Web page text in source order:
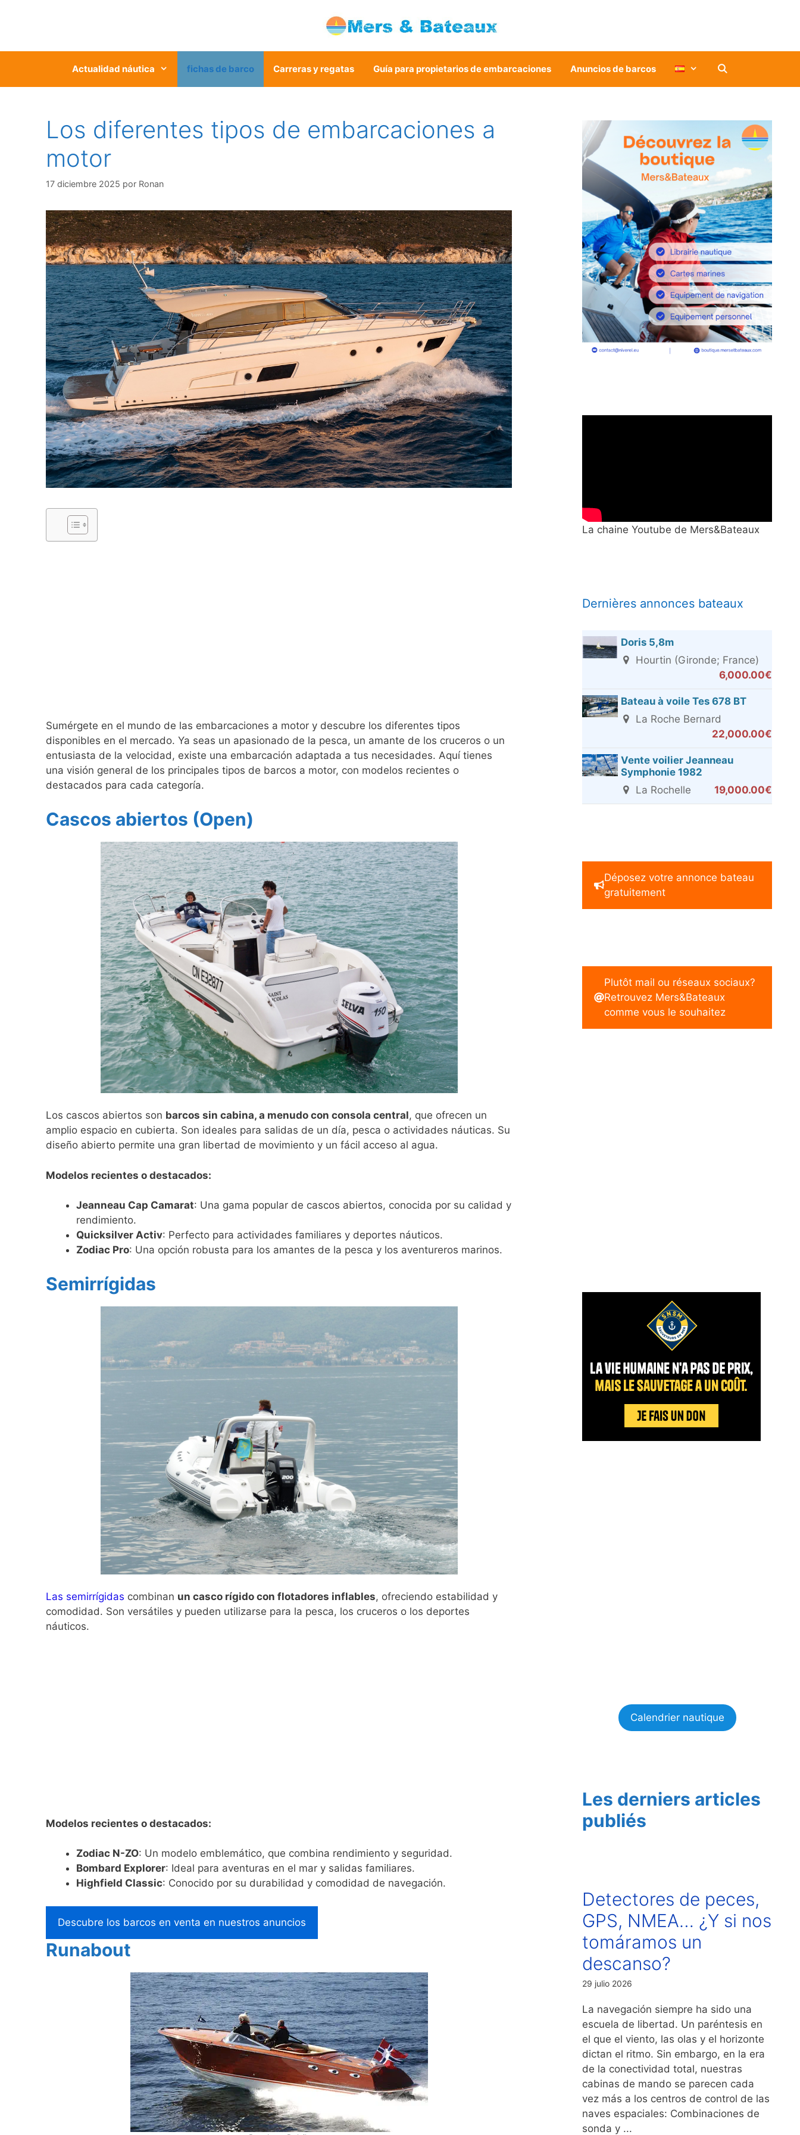
Actualidad náutica fichas de barco Carreras y regatas Guía para propietarios de embarcaciones Anuncios de barcos
Los diferentes tipos de embarcaciones a
motor
17 diciembre 2025 por Ronan
Sumérgete en el mundo de las embarcaciones a motor y descubre los diferentes tipos
disponibles en el mercado. Ya seas un apasionado de la pesca, un amante de los cruceros o un
entusiasta de la velocidad, existe una embarcación adaptada a tus necesidades. Aquí tienes
una visión general de los principales tipos de barcos a motor, con modelos recientes o
destacados para cada categoría.
Cascos abiertos (Open)
Los cascos abiertos son barcos sin cabina, a menudo con consola central, que ofrecen un
amplio espacio en cubierta. Son ideales para salidas de un día, pesca o actividades náuticas. Su
diseño abierto permite una gran libertad de movimiento y un fácil acceso al agua.
Modelos recientes o destacados:
Jeanneau Cap Camarat: Una gama popular de cascos abiertos, conocida por su calidad y
rendimiento.
Quicksilver Activ: Perfecto para actividades familiares y deportes náuticos.
Zodiac Pro: Una opción robusta para los amantes de la pesca y los aventureros marinos.
Semirrígidas
Las semirrígidas combinan un casco rígido con flotadores inflables, ofreciendo estabilidad y
comodidad. Son versátiles y pueden utilizarse para la pesca, los cruceros o los deportes
náuticos.
Modelos recientes o destacados:
Zodiac N-ZO: Un modelo emblemático, que combina rendimiento y seguridad.
Bombard Explorer: Ideal para aventuras en el mar y salidas familiares.
Highfield Classic: Conocido por su durabilidad y comodidad de navegación.
Descubre los barcos en venta en nuestros anuncios
Runabout
La chaine Youtube de Mers&Bateaux
Dernières annonces bateaux
Doris 5,8m
Hourtin (Gironde; France)
6,000.00€
Bateau à voile Tes 678 BT
La Roche Bernard
22,000.00€
Vente voilier Jeanneau
Symphonie 1982
La Rochelle
19,000.00€
Déposez votre annonce bateau
gratuitement
Plutôt mail ou réseaux sociaux?
Retrouvez Mers&Bateaux
comme vous le souhaitez
Calendrier nautique
Les derniers articles
publiés
Detectores de peces,
GPS, NMEA… ¿Y si nos
tomáramos un
descanso?
29 julio 2026
La navegación siempre ha sido una
escuela de libertad. Un paréntesis en
el que el viento, las olas y el horizonte
dictan el ritmo. Sin embargo, en la era
de la conectividad total, nuestras
cabinas de mando se parecen cada
vez más a los centros de control de las
naves espaciales: Combinaciones de
sonda y ...